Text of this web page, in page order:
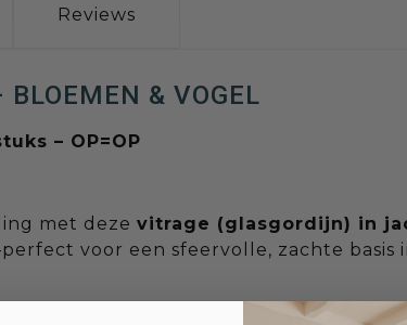
Reviews
BLOEMEN & VOGEL
– OP=OP
met deze vitrage (glasgordijn) in
voor een sfeervolle, zachte basis